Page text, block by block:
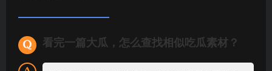
看完一篇大瓜，怎么查找相似吃瓜素材？